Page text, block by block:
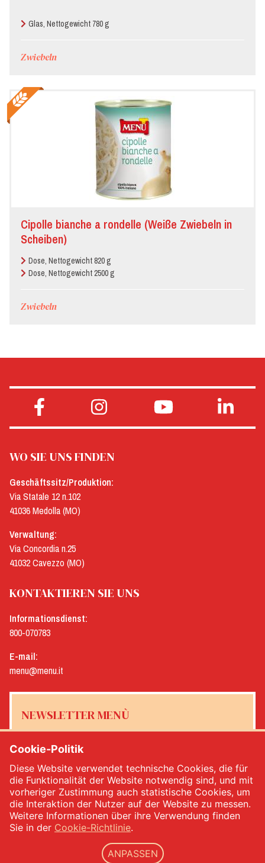
Glas, Nettogewicht 780 g
Zwiebeln
Cipolle bianche a rondelle (Weiße Zwiebeln in
Scheiben)
Dose, Nettogewicht 820 g
Dose, Nettogewicht 2500 g
Zwiebeln
WO SIE UNS FINDEN
Geschäftssitz/Produktion:
Via Statale 12 n.102
41036 Medolla (MO)
Verwaltung:
Via Concordia n.25
41032 Cavezzo (MO)
KONTAKTIEREN SIE UNS
Informationsdienst:
800-070783
E-mail:
menu@menu.it
NEWSLETTER MENÙ
Ja, ich möchte den Newsletter von Menù erhalten*
MELDEN SIE SICH AN
Cookie-Politik
Diese Website verwendet technische Cookies, die für
die Funktionalität der Website notwendig sind, und mit
vorheriger Zustimmung auch statistische Cookies, um
die Interaktion der Nutzer auf der Website zu messen.
Weitere Informationen über ihre Verwendung finden
Sie in der Cookie-Richtlinie.
ANPASSEN